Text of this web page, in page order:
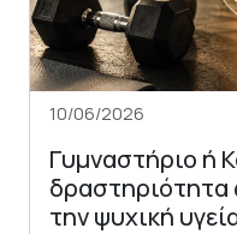
10/06/2026
Γυμναστήριο ή
δραστηριότητα
την ψυχική